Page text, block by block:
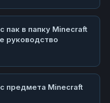
пак в папку Minecraft
руководство
предмета Minecraft